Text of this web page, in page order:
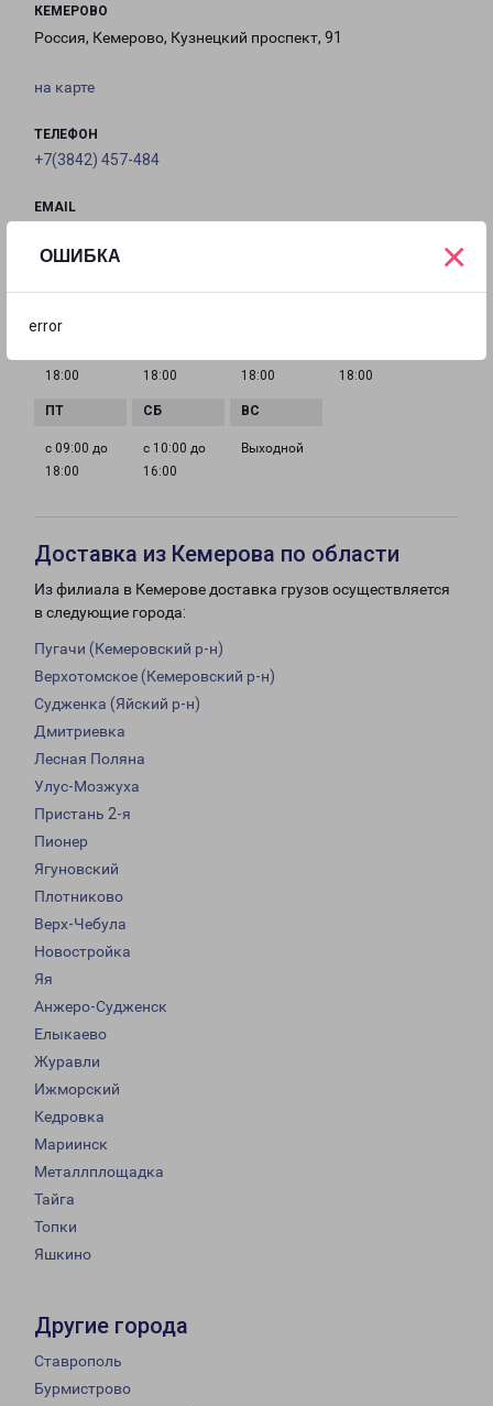
ОШИБКА
error
×
КЕМЕРОВО
Россия, Кемерово, Кузнецкий проспект, 91
на карте
ТЕЛЕФОН
+7(3842) 457-484
EMAIL
18:00
18:00
18:00
18:00
с 09:00 до
18:00
с 10:00 до
16:00
Выходной
Доставка из Кемерова по области
Из филиала в Кемерове доставка грузов осуществляется
в следующие города:
Пугачи (Кемеровский р-н)
Верхотомское (Кемеровский р-н)
Судженка (Яйский р-н)
Дмитриевка
Лесная Поляна
Улус-Мозжуха
Пристань 2-я
Пионер
Ягуновский
Плотниково
Верх-Чебула
Новостройка
Яя
Анжеро-Судженск
Елыкаево
Журавли
Ижморский
Кедровка
Мариинск
Металлплощадка
Тайга
Топки
Яшкино
Другие города
Ставрополь
Бурмистрово